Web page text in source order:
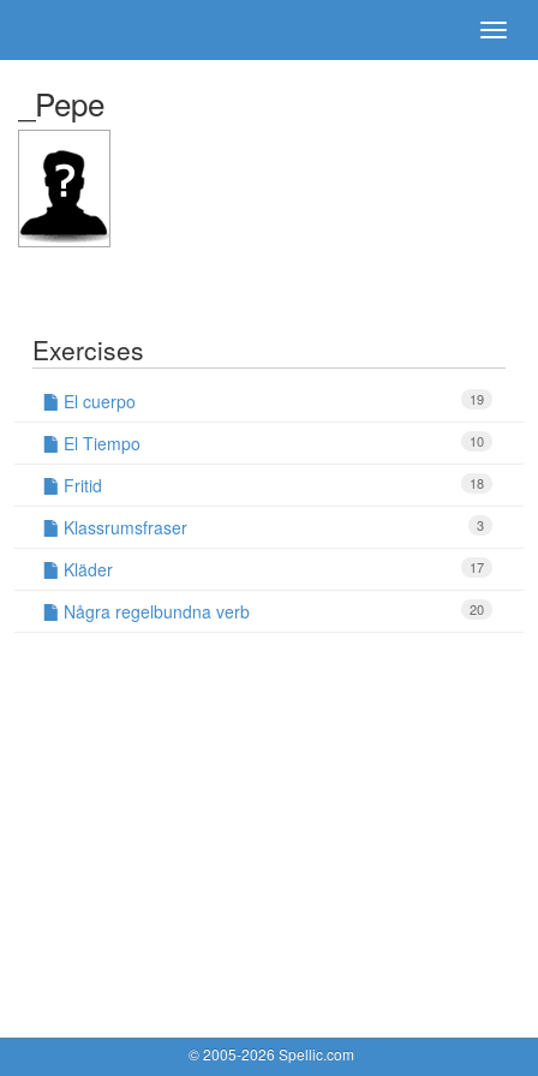
_Pepe
Exercises
19
El cuerpo
10
El Tiempo
18
Fritid
3
Klassrumsfraser
17
Kläder
20
Några regelbundna verb
© 2005-2026 Spellic.com